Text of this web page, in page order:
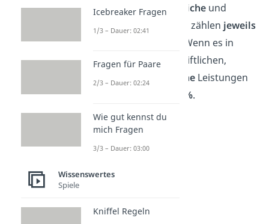
Meistens gilt:Schriftliche und
mündlicheLeistungen zählen jeweils
für die Endnote. Wenn es in
einem Fach keine schriftlichen,
sondern
nur mündliche Leistungen
100%.
Icebreaker Fragen
1/3 – Dauer: 02:41
Fragen für Paare
2/3 – Dauer: 02:24
Wie gut kennst du
mich Fragen
3/3 – Dauer: 03:00
Wissenswertes
Spiele
Kniffel Regeln